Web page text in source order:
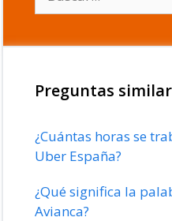
Preguntas
¿Cuántas horas se
Uber España?
¿Qué significa la
Avianca?